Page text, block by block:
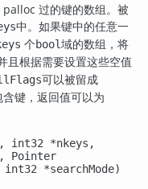
过的键的数组。被
中。如果键中的任意一
个bool域的数组，将
且根据需要设置这些空值
可以被留成
含键，返回值可以为
int32 *nkeys,
Pointer
*searchMode)